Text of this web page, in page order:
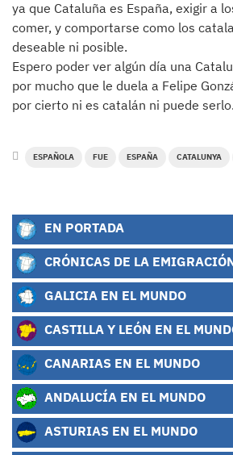
ya que Cataluña es España, exigir a
comer, y comportarse como los
deseable ni posible.
Espero poder ver algún día una
por mucho que le duela a Felipe
por cierto ni es catalán ni puede serlo.
ESPAÑOLA FUE ESPAÑA CATALUNYA
EN PORTADA
CRÓNICAS DE LA
GALICIA EN EL MUNDO
CASTILLA Y LEÓN EN EL
CANARIAS EN EL MUNDO
ANDALUCÍA EN EL MUNDO
ASTURIAS EN EL MUNDO